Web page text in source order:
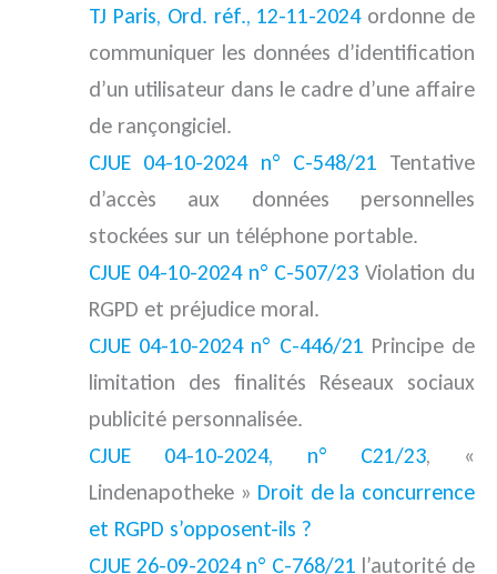
TJ Paris, Ord. réf., 12-11-2024ordonne de
communiquer les données d’identification
d’un utilisateur dans le cadre d’une affaire
de rançongiciel.
CJUE 04-10-2024 n° C-548/21 Tentative
d’accès aux données personnelles
stockées sur un téléphone portable.
CJUE 04-10-2024 n° C-507/23 Violation du
RGPD et préjudice moral.
CJUE 04-10-2024 n° C-446/21 Principe de
limitation des finalités Réseaux sociaux
publicité personnalisée.
CJUE 04-10-2024, n° C21/23, «
Lindenapotheke » Droit de la concurrence
et RGPD s’opposent-ils ?
CJUE 26-09-2024 n° C-768/21 l’autorité de